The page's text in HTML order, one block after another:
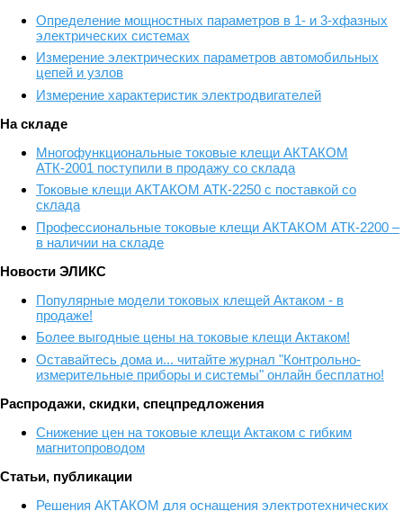
Определение мощностных параметров в 1- и 3-хфазных
электрических системах
Измерение электрических параметров автомобильных
цепей и узлов
Измерение характеристик электродвигателей
На складе
Многофункциональные токовые клещи АКТАКОМ
АТК-2001 поступили в продажу со склада
Токовые клещи АКТАКОМ АТК-2250 с поставкой со
склада
Профессиональные токовые клещи АКТАКОМ АТК-2200 –
в наличии на складе
Новости ЭЛИКС
Популярные модели токовых клещей Актаком - в
продаже!
Более выгодные цены на токовые клещи Актаком!
Оставайтесь дома и... читайте журнал "Контрольно-
измерительные приборы и системы" онлайн бесплатно!
Распродажи, скидки, спецпредложения
Снижение цен на токовые клещи Актаком с гибким
магнитопроводом
Статьи, публикации
Решения АКТАКОМ для оснащения электротехнических